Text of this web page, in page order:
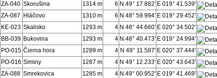
ZA-040 Skorušina 1314 m 6 N 49° 17.882' E 019° 41.539'
ZA-087
Hláčovo 1310 m 6 N 48° 59.994' E 019° 29.452'
KE-023 Skalisko 1293 m 4 N 48° 44.660' E 020° 34.502'
BB-039 Bukovina 1293 m 4 N 48° 40.473' E 019° 24.994'
PO-015 Čierna hora 1289 m 4 N 49° 11.587' E 020° 37.444'
PO-016 Siminy 1287 m 4 N 49° 12.233' E 020° 43.643'
ZA-088 Smrekovica 1285 m 4 N 49° 00.952' E 019° 41.469'